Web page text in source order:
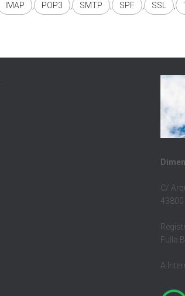
IMAP POP3 SMTP SPF SSL
C/
43800
Fulla
A